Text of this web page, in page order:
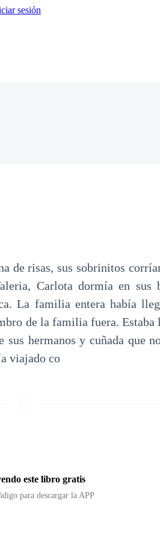
sesión
de risas, sus sobrinitos
Carlota dormía en sus
La familia entera había
de la familia fuera. Estaba
hermanos y cuñada que
viajado co
este libro gratis
para descargar la APP